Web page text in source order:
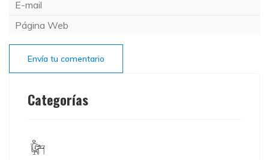
Envía tu comentario
Categorías